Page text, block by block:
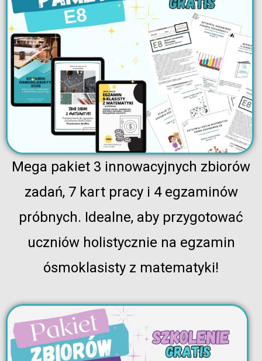
Mega pakiet 3 innowacyjnych zbiorów
zadań, 7 kart pracy i 4 egzaminów
próbnych. Idealne, aby przygotować
uczniów holistycznie na egzamin
ósmoklasisty z matematyki!